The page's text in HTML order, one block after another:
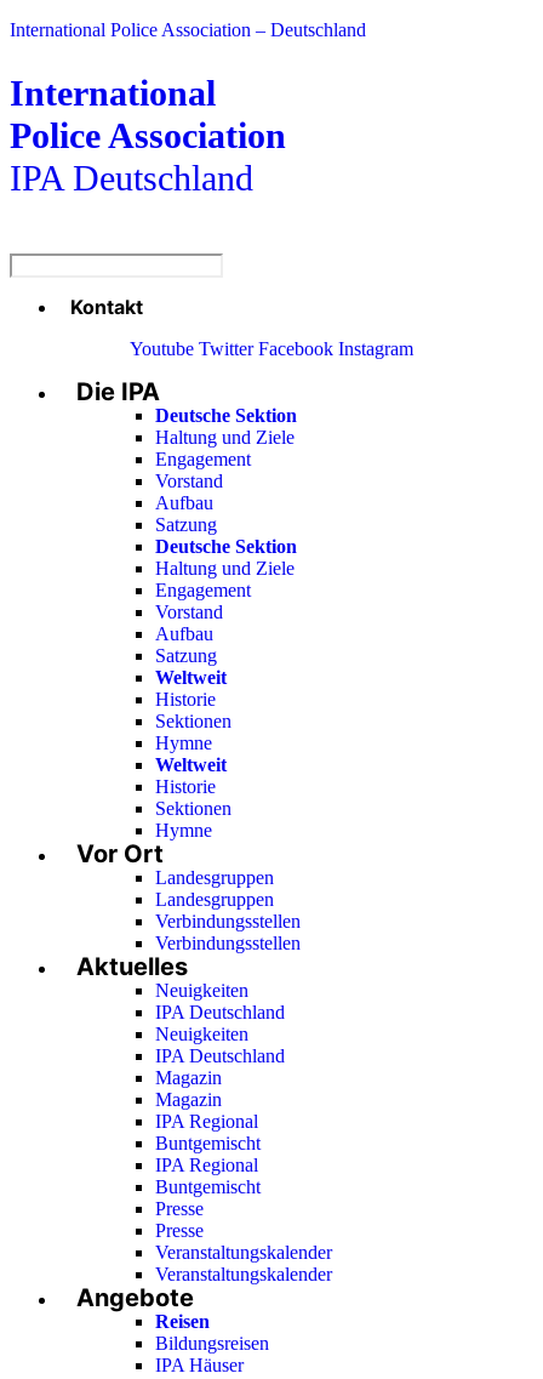
International Police Association – Deutschland
International
Police Association
IPA Deutschland
Menü Kontakt
Youtube Twitter Facebook Instagram
Menu
Die IPA
Deutsche Sektion
Haltung und Ziele
Engagement
Vorstand
Aufbau
Satzung
Deutsche Sektion
Haltung und Ziele
Engagement
Vorstand
Aufbau
Satzung
Weltweit
Historie
Sektionen
Hymne
Weltweit
Historie
Sektionen
Hymne
Vor Ort
Landesgruppen
Landesgruppen
Verbindungsstellen
Verbindungsstellen
Aktuelles
Neuigkeiten
IPA Deutschland
Neuigkeiten
IPA Deutschland
Magazin
Magazin
IPA Regional
Buntgemischt
IPA Regional
Buntgemischt
Presse
Presse
Veranstaltungskalender
Veranstaltungskalender
Angebote
Reisen
Bildungsreisen
IPA Häuser